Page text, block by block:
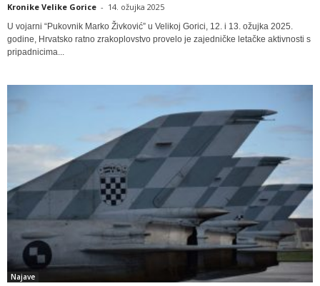
Kronike Velike Gorice - 14. ožujka 2025
U vojarni “Pukovnik Marko Živković” u Velikoj Gorici, 12. i 13. ožujka 2025.
godine, Hrvatsko ratno zrakoplovstvo provelo je zajedničke letačke aktivnosti s
pripadnicima...
Najave